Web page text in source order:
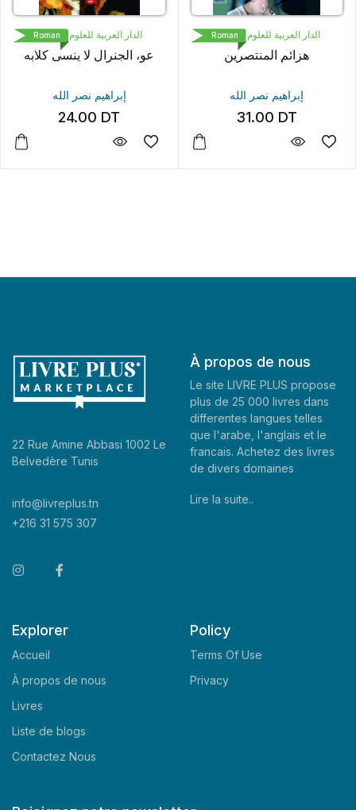
الدار العربية للعلوم ناشرون
عو، الجنرال لا ينسى كلابه
إبراهيم نصر الله
24.00 DT
Roman الدار العربية للعلوم ناشرون
هزائم المنتصرين
إبراهيم نصر الله
31.00 DT
Roman
22 Rue Amine Abbasi 1002 Le
Belvedère Tunis
info@livreplus.tn
+216 31 575 307
À propos de nous
Le site LIVRE PLUS propose
plus de 25 000 livres dans
differentes langues telles
que l'arabe, l'anglais et le
francais. Achetez des livres
de divers domaines
Lire la suite..
Explorer
Accueil
À propos de nous
Livres
Liste de blogs
Contactez Nous
Policy
Terms Of Use
Privacy